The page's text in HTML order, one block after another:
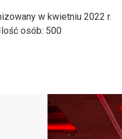
w kwietniu 2022 r.
osób: 500